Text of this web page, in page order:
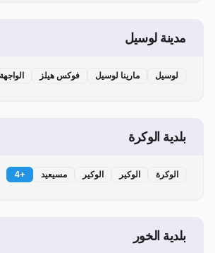
مدينة لوسيل
لوسيل مارينا لوسيل فوكس هيلز
بلدية الوكرة
الوكرة الوكير الوكير مسيعيد +
4
بلدية الخور